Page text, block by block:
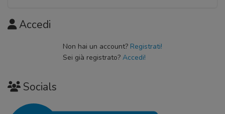
Accedi
Non hai un account? Registrati!
Sei già registrato? Accedi!
Socials